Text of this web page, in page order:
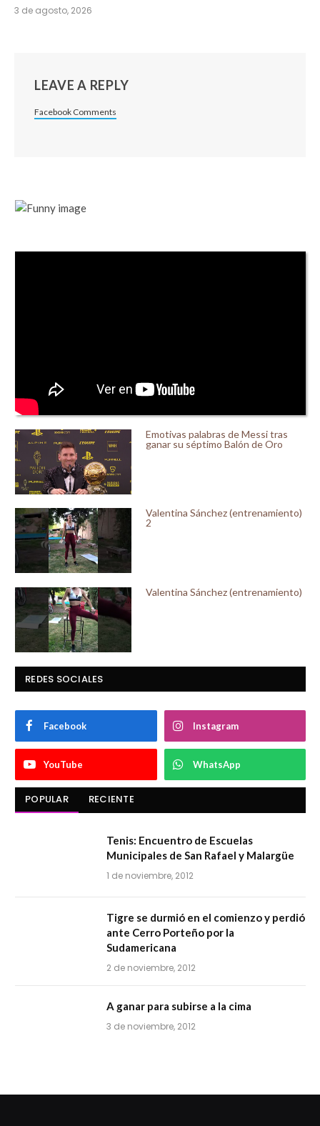
3 de agosto, 2026
LEAVE A REPLY
Facebook Comments
Emotivas palabras de Messi tras
ganar su séptimo Balón de Oro
Valentina Sánchez (entrenamiento)
2
Valentina Sánchez (entrenamiento)
REDES SOCIALES
Facebook Instagram
YouTube WhatsApp
POPULAR RECIENTE
Tenis: Encuentro de Escuelas
Municipales de San Rafael y Malargüe
1 de noviembre, 2012
Tigre se durmió en el comienzo y perdió
ante Cerro Porteño por la
Sudamericana
2 de noviembre, 2012
A ganar para subirse a la cima
3 de noviembre, 2012